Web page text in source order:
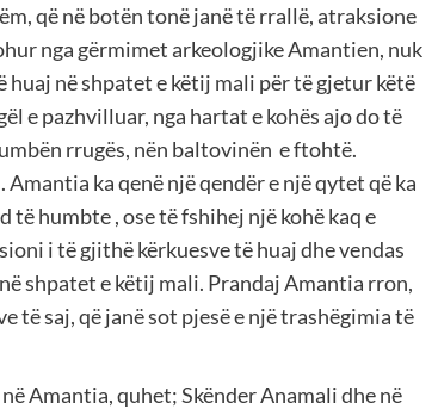
që në botën tonë janë të rrallë, atraksione
nga gërmimet arkeologjike Amantien, nuk
huaj në shpatet e këtij mali për të gjetur këtë
e pazhvilluar, nga hartat e kohës ajo do të
rrugës, nën baltovinën e ftohtë.
ka qenë një qendër e një qytet që ka
humbte , ose të fshihej një kohë kaq e
i të gjithë kërkuesve të huaj dhe vendas
shpatet e këtij mali. Prandaj Amantia rron,
saj, që janë sot pjesë e një trashëgimia të
Amantia, quhet; Skënder Anamali dhe në